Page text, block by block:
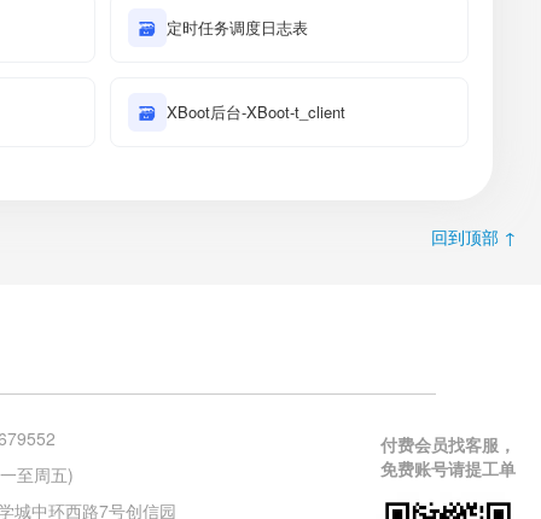
🗃 定时任务调度日志表
🗃 XBoot后台-XBoot-t_client
回到顶部 ↑
至周五)
城中环西路7号创信园
付费会员找客服，
免费账号请提工单